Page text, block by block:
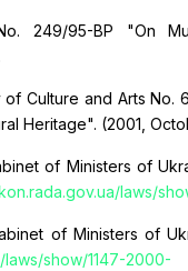
249/95-ВР "On
of Culture and Arts
Heritage". (2001,
of Ministers of
laws/
of Ministers of
show/1147-2000-